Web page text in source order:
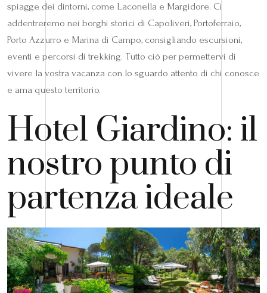
spiagge dei dintorni, come Laconella e Margidore. Ci
addentreremo nei borghi storici di Capoliveri, Portoferraio,
Porto Azzurro e Marina di Campo, consigliando escursioni,
eventi e percorsi di trekking. Tutto ciò per permettervi di
vivere la vostra vacanza con lo sguardo attento di chi conosce
e ama questo territorio.
Hotel Giardino: il
nostro punto di
partenza ideale